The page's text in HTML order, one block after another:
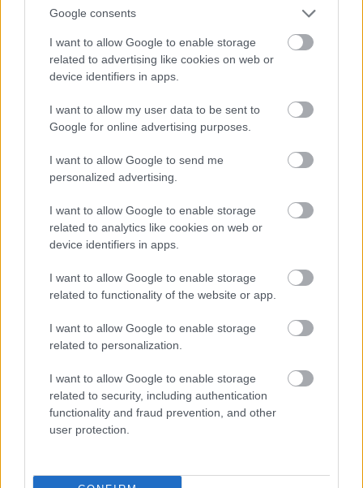
Google consents
I want to allow Google to enable storage
related to advertising like cookies on web or
device identifiers in apps.
I want to allow my user data to be sent to
Google for online advertising purposes.
I want to allow Google to send me
personalized advertising.
I want to allow Google to enable storage
related to analytics like cookies on web or
device identifiers in apps.
I want to allow Google to enable storage
related to functionality of the website or app.
I want to allow Google to enable storage
related to personalization.
I want to allow Google to enable storage
related to security, including authentication
functionality and fraud prevention, and other
user protection.
"Jövőre újra munkába állok, de addig még
szeretnék egy kis időt a kertemben tölteni" –
jegyezte meg humorosan.
EZEKET IS AJÁNLJUK
FORMA-1
Döbbenetes adatgyűjtéssel
között
FORMA-1
Radikális ötlettel állt elő a korábbi
F1-es fenegyerek
FORMA-1
A saját protezsáltja állhat Max
Verstappen útjába a jövőben
Az Aston Martin, amely olyan nagy neveket